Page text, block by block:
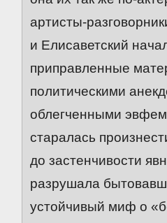
артисты-
и Елисаветский
приправленные
политическими
облегченными
старалась
до застенчивости
разрушала
устойчивый миф о